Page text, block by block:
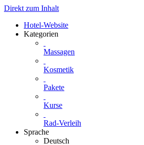
Direkt zum Inhalt
Hotel-Website
Kategorien
Massagen
Kosmetik
Pakete
Kurse
Rad-Verleih
Sprache
Deutsch